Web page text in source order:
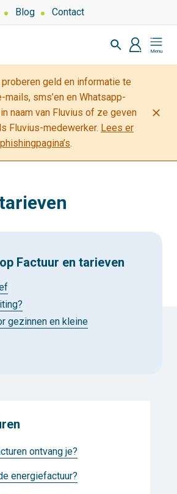
Blog Contact
Zoeken
profiel
Mijn
Fluvius
geld en informatie te
sms’en en Whatsapp-
naam van Fluvius of ze geven
Fluvius-medewerker. Lees er
.
close
Factuur en tarieven
gezinnen en kleine
ontvang je?
energiefactuur?